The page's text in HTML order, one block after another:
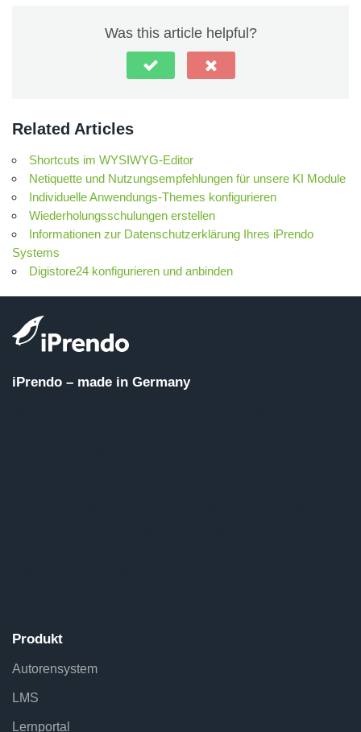
Was this article helpful?
Related Articles
Shortcuts im WYSIWYG-Editor
Netiquette und Nutzungsempfehlungen für unsere KI Module
Individuelle Anwendungs-Themes konfigurieren
Wiederholungsschulungen erstellen
Informationen zur Datenschutzerklärung Ihres iPrendo
Systems
Digistore24 konfigurieren und anbinden
iPrendo – made in Germany
Produkt
Autorensystem
LMS
Lernportal